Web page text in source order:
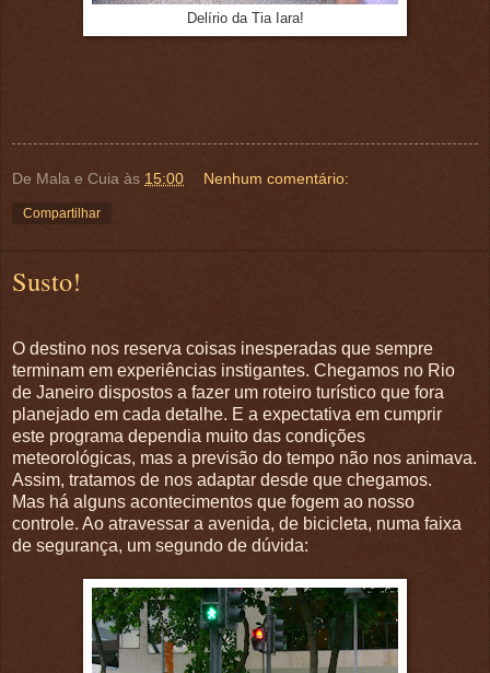
Delírio da Tia Iara!
De Mala e Cuia às 15:00 Nenhum comentário:
Compartilhar
Susto!
O destino nos reserva coisas inesperadas que sempre
terminam em experiências instigantes. Chegamos no Rio
de Janeiro dispostos a fazer um roteiro turístico que fora
planejado em cada detalhe. E a expectativa em cumprir
este programa dependia muito das condições
meteorológicas, mas a previsão do tempo não nos animava.
Assim, tratamos de nos adaptar desde que chegamos.
Mas há alguns acontecimentos que fogem ao nosso
controle. Ao atravessar a avenida, de bicicleta, numa faixa
de segurança, um segundo de dúvida: